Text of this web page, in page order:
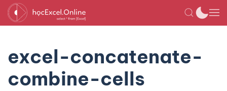
excel-concatenate-
combine-cells